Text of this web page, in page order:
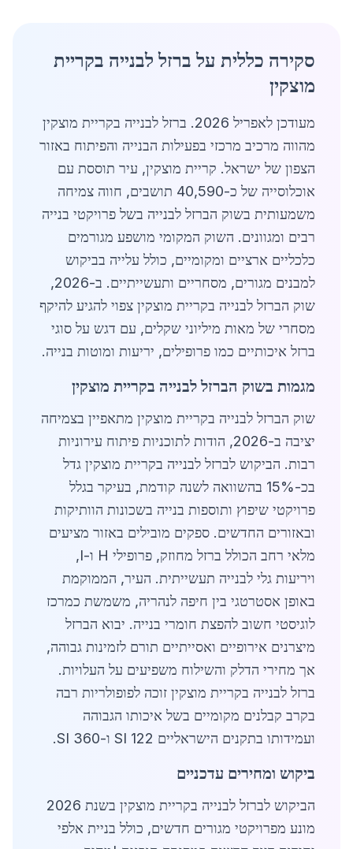
סקירה כללית על ברזל לבנייה בקריית
מוצקין
מעודכן לאפריל 2026. ברזל לבנייה בקריית מוצקין
מהווה מרכיב מרכזי בפעילות הבנייה והפיתוח באזור
הצפון של ישראל. קריית מוצקין, עיר תוססת עם
אוכלוסייה של כ-40,590 תושבים, חווה צמיחה
משמעותית בשוק הברזל לבנייה בשל פרויקטי בנייה
רבים ומגוונים. השוק המקומי מושפע מגורמים
כלכליים ארציים ומקומיים, כולל עלייה בביקוש
למבנים מגורים, מסחריים ותעשייתיים. ב-2026,
שוק הברזל לבנייה בקריית מוצקין צפוי להגיע להיקף
מסחרי של מאות מיליוני שקלים, עם דגש על סוגי
ברזל איכותיים כמו פרופילים, יריעות ומוטות בנייה.
מגמות בשוק הברזל לבנייה בקריית מוצקין
שוק הברזל לבנייה בקריית מוצקין מתאפיין בצמיחה
יציבה ב-2026, הודות לתוכניות פיתוח עירוניות
רבות. הביקוש לברזל לבנייה בקריית מוצקין גדל
בכ-15% בהשוואה לשנה קודמת, בעיקר בגלל
פרויקטי שיפוץ ותוספות בנייה בשכונות הוותיקות
ובאזורים החדשים. ספקים מובילים באזור מציעים
מלאי רחב הכולל ברזל מחוזק, פרופילי H ו-I,
ויריעות גלי לבנייה תעשייתית. העיר, הממוקמת
באופן אסטרטגי בין חיפה לנהריה, משמשת כמרכז
לוגיסטי חשוב להפצת חומרי בנייה. יבוא הברזל
מיצרנים אירופיים ואסייתיים תורם לזמינות גבוהה,
אך מחירי הדלק והשילוח משפיעים על העלויות.
ברזל לבנייה בקריית מוצקין זוכה לפופולריות רבה
בקרב קבלנים מקומיים בשל איכותו הגבוהה
ועמידותו בתקנים הישראליים SI 122 ו-SI 360.
ביקוש ומחירים עדכניים
הביקוש לברזל לבנייה בקריית מוצקין בשנת 2026
מונע מפרויקטי מגורים חדשים, כולל בניית אלפי